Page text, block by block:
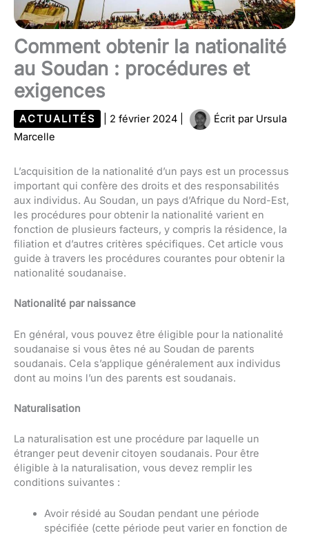
Comment obtenir la nationalité
au Soudan : procédures et
exigences
ACTUALITÉS 2 février 2024 Écrit par Ursula
Marcelle
L’acquisition de la nationalité d’un pays est un processus
important qui confère des droits et des responsabilités
aux individus. Au Soudan, un pays d’Afrique du Nord-Est,
les procédures pour obtenir la nationalité varient en
fonction de plusieurs facteurs, y compris la résidence, la
filiation et d’autres critères spécifiques. Cet article vous
guide à travers les procédures courantes pour obtenir la
nationalité soudanaise.
Nationalité par naissance
En général, vous pouvez être éligible pour la nationalité
soudanaise si vous êtes né au Soudan de parents
soudanais. Cela s’applique généralement aux individus
dont au moins l’un des parents est soudanais.
Naturalisation
La naturalisation est une procédure par laquelle un
étranger peut devenir citoyen soudanais. Pour être
éligible à la naturalisation, vous devez remplir les
conditions suivantes :
Avoir résidé au Soudan pendant une période
spécifiée (cette période peut varier en fonction de